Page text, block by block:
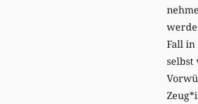
Fall in
selbst